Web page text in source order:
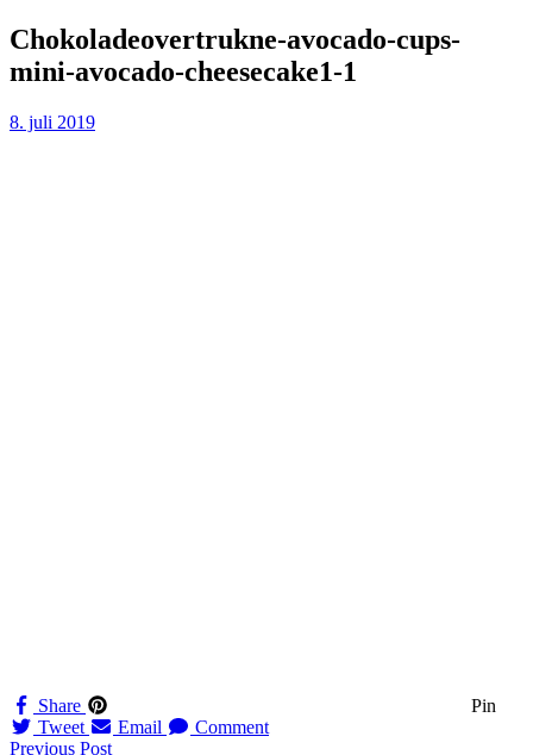
Skip
to
content
Chokoladeovertrukne-avocado-cups-
mini-avocado-cheesecake1-1
8. juli 2019
Share
Pin
Tweet
Email Comment
Previous Post